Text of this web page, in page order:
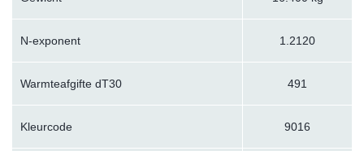
N-exponent 1.2120
Warmteafgifte dT30 491
Kleurcode 9016